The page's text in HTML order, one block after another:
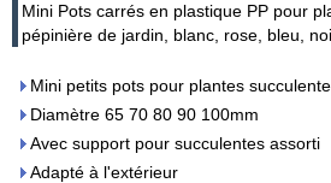
Mini Pots carrés en plastique PP pour
pépinière de jardin, blanc, rose, bleu,
Mini petits pots pour plantes
Diamètre 65 70 80 90 100mm
Avec support pour succulentes assorti
Adapté à l'extérieur